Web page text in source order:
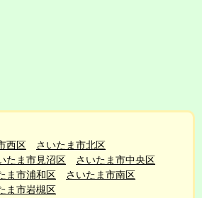
西区
さいたま市北区
たま市見沼区
さいたま市中央区
ま市浦和区
さいたま市南区
ま市岩槻区